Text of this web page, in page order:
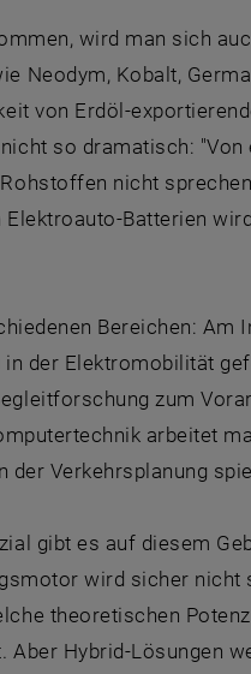
wird man sich
Neodym, Kobalt,
von Erdöl-
so dramatisch:
nicht
Batterien
Bereichen: Am
der Elektromobilität
zum
arbeitet
Verkehrsplanung
gibt es auf diesem
wird sicher nicht
theoretischen
Aber Hybrid-Lösungen